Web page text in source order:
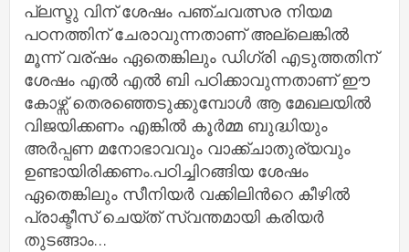
പ്ലസ്ടു വിന് ശേഷം പഞ്ചവത്സര നിയമ
പഠനത്തിന് ചേരാവുന്നതാണ് അല്ലെങ്കിൽ
മൂന്ന് വര്ഷം ഏതെങ്കിലും ഡിഗ്രി എടുത്തതിന്
ശേഷം എൽ എൽ ബി പഠിക്കാവുന്നതാണ് ഈ
കോഴ്സ് തെരഞ്ഞെടുക്കുമ്പോൾ ആ മേഖലയിൽ
വിജയിക്കണം എങ്കിൽ കൂർമ്മ ബുദ്ധിയും
അർപ്പണ മനോഭാവവും വാക്ക്ചാതുര്യവും
ഉണ്ടായിരിക്കണം.പഠിച്ചിറങ്ങിയ ശേഷം
ഏതെങ്കിലും സീനിയർ വക്കിലിൻറെ കീഴിൽ
പ്രാക്ടീസ് ചെയ്ത് സ്വന്തമായി കരിയർ
തുടങ്ങാം…